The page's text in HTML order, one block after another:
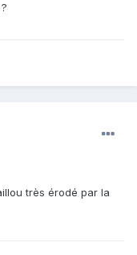
très érodé par la